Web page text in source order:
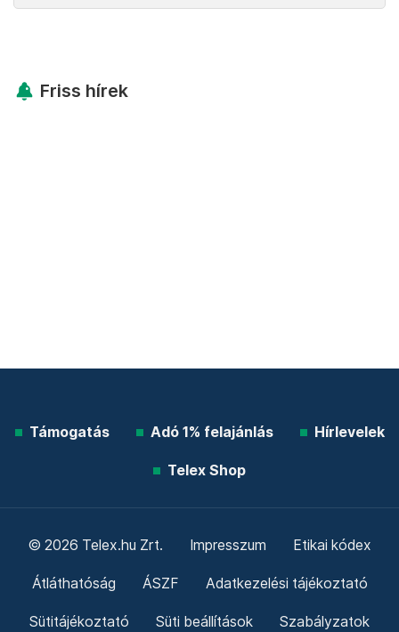
Friss hírek
Támogatás Adó 1% felajánlás Hírlevelek
Telex Shop
© 2026 Telex.hu Zrt. Impresszum Etikai kódex
Átláthatóság ÁSZF Adatkezelési tájékoztató
Sütitájékoztató Süti beállítások Szabályzatok